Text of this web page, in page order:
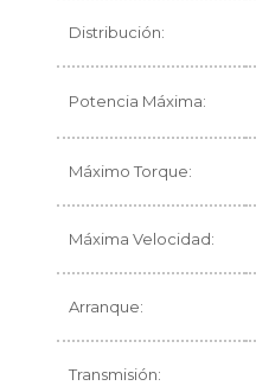
Distribución:
Potencia Máxima:
Máximo Torque:
Máxima Velocidad:
Arranque:
Transmisión: